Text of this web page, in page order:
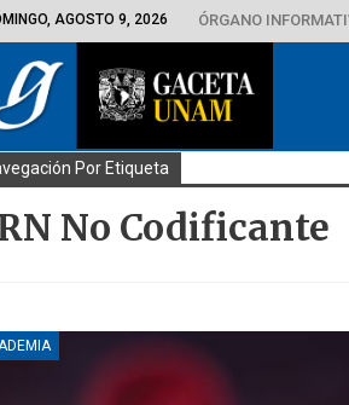
AGOSTO 9, 2026 ÓRGANO
Por Etiqueta
No Codificante